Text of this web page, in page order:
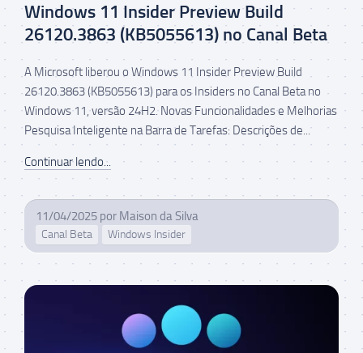
Windows 11 Insider Preview Build
26120.3863 (KB5055613) no Canal Beta
A Microsoft liberou o Windows 11 Insider Preview Build
26120.3863 (KB5055613) para os Insiders no Canal Beta no
Windows 11, versão 24H2. Novas Funcionalidades e Melhorias
Pesquisa Inteligente na Barra de Tarefas: Descrições de...
Continuar lendo...
11/04/2025 por Maison da Silva
Canal Beta Windows Insider